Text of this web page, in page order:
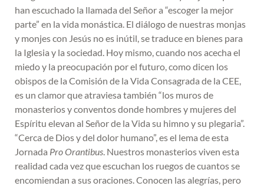
han escuchado la llamada del Señor a “escoger la mejor
parte” en la vida monástica. El diálogo de nuestras monjas
y monjes con Jesús no es inútil, se traduce en bienes para
la Iglesia y la sociedad. Hoy mismo, cuando nos acecha el
miedo y la preocupación por el futuro, como dicen los
obispos de la Comisión de la Vida Consagrada de la CEE,
es un clamor que atraviesa también “los muros de
monasterios y conventos donde hombres y mujeres del
Espíritu elevan al Señor de la Vida su himno y su plegaria”.
“Cerca de Dios y del dolor humano”, es el lema de esta
Jornada Pro Orantibus . Nuestros monasterios viven esta
realidad cada vez que escuchan los ruegos de cuantos se
encomiendan a sus oraciones. Conocen las alegrías, pero